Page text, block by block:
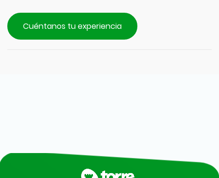
Cuéntanos tu experiencia